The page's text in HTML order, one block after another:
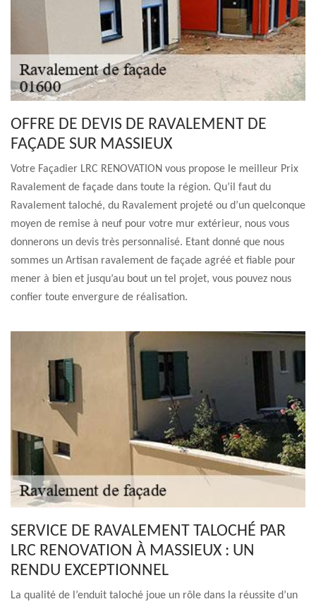
OFFRE DE DEVIS DE RAVALEMENT DE
FAÇADE SUR MASSIEUX
Votre Façadier LRC RENOVATION vous propose le meilleur Prix
Ravalement de façade dans toute la région. Qu’il faut du
Ravalement taloché, du Ravalement projeté ou d’un quelconque
moyen de remise à neuf pour votre mur extérieur, nous vous
donnerons un devis très personnalisé. Etant donné que nous
sommes un Artisan ravalement de façade agréé et fiable pour
mener à bien et jusqu’au bout un tel projet, vous pouvez nous
confier toute envergure de réalisation.
SERVICE DE RAVALEMENT TALOCHÉ PAR
LRC RENOVATION À MASSIEUX : UN
RENDU EXCEPTIONNEL
La qualité de l’enduit taloché joue un rôle dans la réussite d’un